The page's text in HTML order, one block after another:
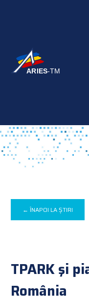
← ÎNAPOI LA ȘTIRI
TPARK şi
România